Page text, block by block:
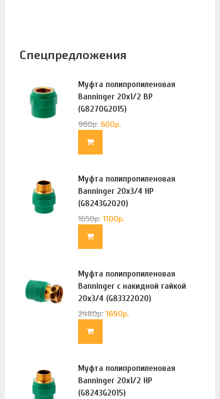
Спецпредложения
Муфта полипропиленовая
Banninger 20х1/2 ВР
(G8270G2015)
960р. 600р.
Муфта полипропиленовая
Banninger 20х3/4 НР
(G8243G2020)
1650р. 1100р.
Муфта полипропиленовая
Banninger с накидной гайкой
20х3/4 (G83322020)
2480р. 1690р.
Муфта полипропиленовая
Banninger 20х1/2 НР
(G8243G2015)